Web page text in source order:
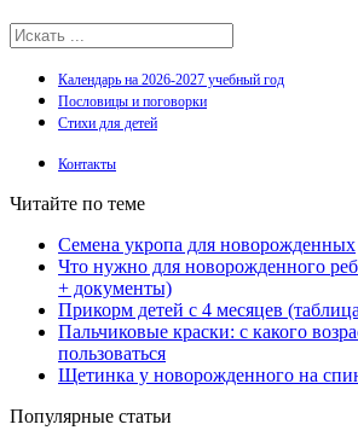
Календарь на 2026-2027 учебный год
Пословицы и поговорки
Стихи для детей
Контакты
Читайте по теме
Семена укропа для новорожденных
Что нужно для новорожденного
+ документы)
Прикорм детей с 4 месяцев
Пальчиковые краски: с какого
пользоваться
Щетинка у новорожденного на
Популярные статьи